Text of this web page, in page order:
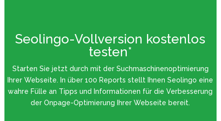
Seolingo-Vollversion kostenlos
testen*
Starten Sie jetzt durch mit der Suchmaschinenoptimierung
Ihrer Webseite. In über 100 Reports stellt Ihnen Seolingo eine
wahre Fülle an Tipps und Informationen für die Verbesserung
der Onpage-Optimierung Ihrer Webseite bereit.